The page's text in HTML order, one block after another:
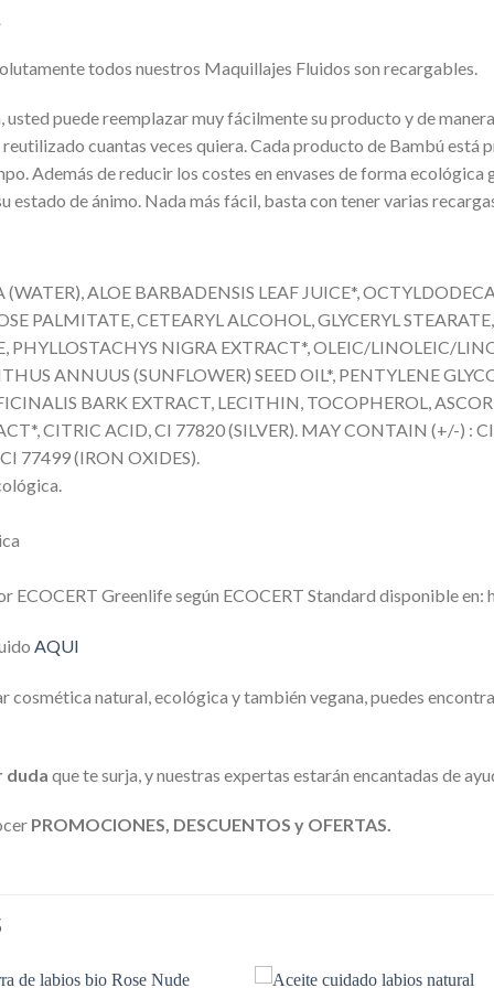
todos nuestros Maquillajes Fluidos son recargables.
puede reemplazar muy fácilmente su producto y de
cuantas veces quiera. Cada producto de Bambú
Además de reducir los costes en envases de forma
de ánimo. Nada más fácil, basta con tener varias
ALOE BARBADENSIS LEAF JUICE*,
PALMITATE, CETEARYL ALCOHOL, GLYCERYL
PHYLLOSTACHYS NIGRA EXTRACT*, OLEIC/LINOLEIC/
ANNUUS (SUNFLOWER) SEED OIL*, PENTYLENE
BARK EXTRACT, LECITHIN, TOCOPHEROL,
CITRIC ACID, CI 77820 (SILVER). MAY CONTAIN (+/-) :
77499 (IRON OXIDES).
Greenlife según ECOCERT Standard disponible
AQUI
cosmética natural, ecológica y también vegana, puedes
duda que te surja, y nuestras expertas estarán encantadas de
PROMOCIONES, DESCUENTOS y OFERTAS.